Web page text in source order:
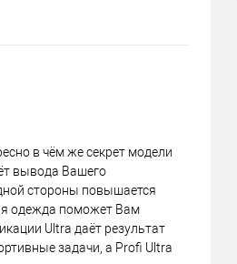
в чём же секрет модели
вывода Вашего
стороны повышается
одежда поможет Вам
Ultra даёт результат
задачи, а Profi Ultra